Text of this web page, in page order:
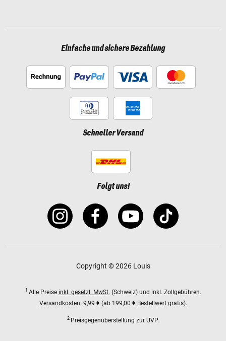
Einfache und sichere Bezahlung
Schneller Versand
Folgt uns!
Copyright © 2026 Louis
1 Alle Preise inkl. gesetzl. MwSt. (Schweiz) und inkl. Zollgebühren.
Versandkosten: 9,99 € (ab 199,00 € Bestellwert gratis).
2 Preisgegenüberstellung zur UVP.